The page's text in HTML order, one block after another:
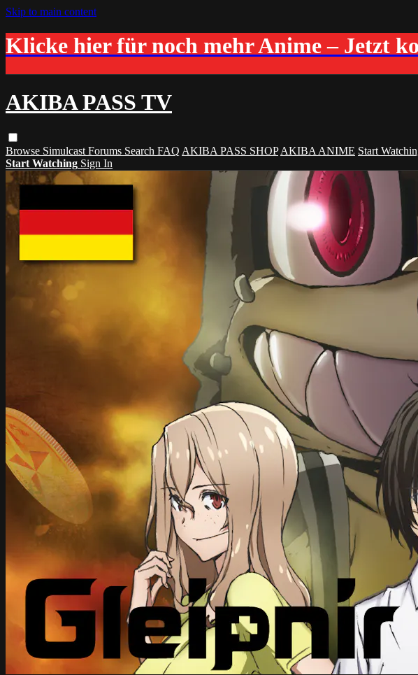
Skip to main content
Klicke hier für noch mehr Anime – Jetzt
AKIBA PASS TV
Browse Simulcast Forums Search FAQ AKIBA PASS SHOP AKIBA ANIME Start
Start Watching Sign In